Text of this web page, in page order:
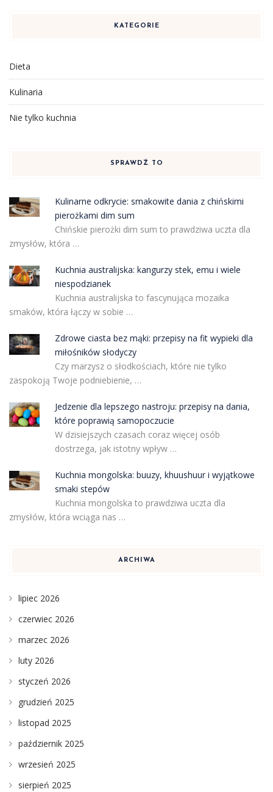
KATEGORIE
Dieta
Kulinaria
Nie tylko kuchnia
SPRAWDŹ TO
Kulinarne odkrycie: smakowite dania z chińskimi
pierożkami dim sum
Chińskie pierożki dim sum to prawdziwa uczta dla
zmysłów, która …
Kuchnia australijska: kangurzy stek, emu i wiele
niespodzianek
Kuchnia australijska to fascynująca mozaika
smaków, która łączy w sobie …
Zdrowe ciasta bez mąki: przepisy na fit wypieki dla
miłośników słodyczy
Czy marzysz o słodkościach, które nie tylko
zaspokoją Twoje podniebienie, …
Jedzenie dla lepszego nastroju: przepisy na dania,
które poprawią samopoczucie
W dzisiejszych czasach coraz więcej osób
dostrzega, jak istotny wpływ …
Kuchnia mongolska: buuzy, khuushuur i wyjątkowe
smaki stepów
Kuchnia mongolska to prawdziwa uczta dla
zmysłów, która wciąga nas …
ARCHIWA
lipiec 2026
czerwiec 2026
marzec 2026
luty 2026
styczeń 2026
grudzień 2025
listopad 2025
październik 2025
wrzesień 2025
sierpień 2025